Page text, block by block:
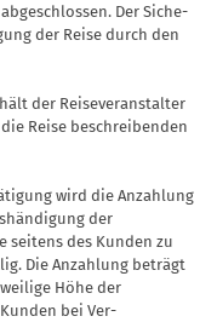
Der Siche­
der Reise durch den
der Reiseveranstalter
Reise beschreibenden
wird die Anzahlung
der
seitens des Kunden zu
Die Anzahlung beträgt
Höhe der
bei Ver­